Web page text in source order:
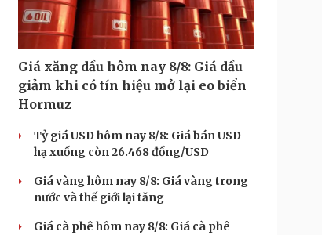
Giá xăng dầu hôm nay 8/8: Giá dầu
giảm khi có tín hiệu mở lại eo biển
Hormuz
Tỷ giá USD hôm nay 8/8: Giá bán USD
hạ xuống còn 26.468 đồng/USD
Giá vàng hôm nay 8/8: Giá vàng trong
nước và thế giới lại tăng
Giá cà phê hôm nay 8/8: Giá cà phê